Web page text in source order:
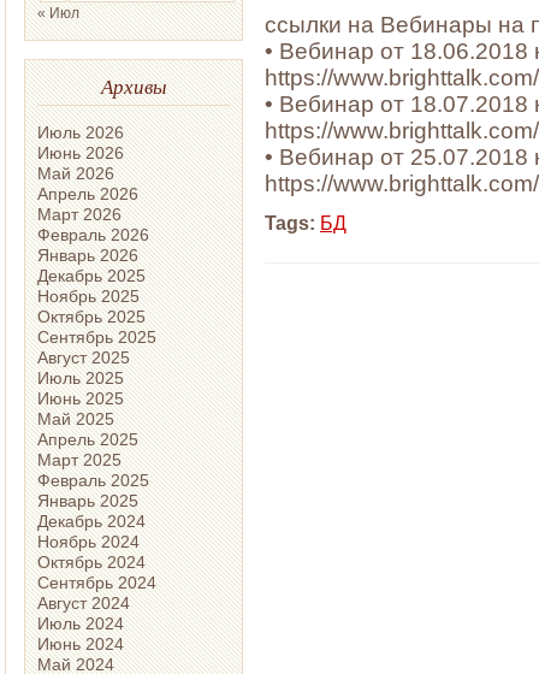
« Июл
Архивы
Июль 2026
Июнь 2026
Май 2026
Апрель 2026
Март 2026
Февраль 2026
Январь 2026
Декабрь 2025
Ноябрь 2025
Октябрь 2025
Сентябрь 2025
Август 2025
Июль 2025
Июнь 2025
Май 2025
Апрель 2025
Март 2025
Февраль 2025
Январь 2025
Декабрь 2024
Ноябрь 2024
Октябрь 2024
Сентябрь 2024
Август 2024
Июль 2024
Июнь 2024
Май 2024
ссылки на Вебинары на
• Вебинар от
https://
• Вебинар от
https://
• Вебинар от
https://
Tags: БД